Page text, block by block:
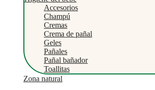
Accesorios
Champú
Cremas
Crema de pañal
Geles
Pañales
Pañal bañador
Toallitas
Zona natural